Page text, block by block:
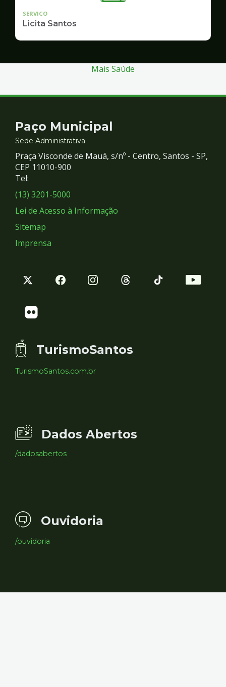
SERVICO
Licita Santos
Mais Saúde
Contato
e
Redes
Sociais
Paço Municipal
Sede Administrativa
Praça Visconde de Mauá, s/nº - Centro, Santos - SP,
CEP 11010-900
Tel:
(13) 3201-5000
Lei de Acesso à Informação
Sitemap
Imprensa
TurismoSantos
TurismoSantos.com.br
Dados Abertos
/dadosabertos
Ouvidoria
/ouvidoria